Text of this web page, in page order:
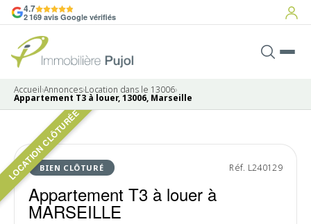
4.7
2 169 avis Google vérifiés
Accueil›Annonces›Location dans le 13006›
Appartement T3 à louer, 13006, Marseille
LOCATION CLÔTURÉE
BIEN CLÔTURÉ Réf. L240129
Appartement T3 à louer à
MARSEILLE
LOUÉ